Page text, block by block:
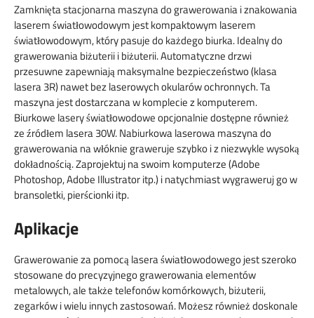
Zamknięta stacjonarna maszyna do grawerowania i znakowania
laserem światłowodowym jest kompaktowym laserem
światłowodowym, który pasuje do każdego biurka. Idealny do
grawerowania biżuterii i biżuterii. Automatyczne drzwi
przesuwne zapewniają maksymalne bezpieczeństwo (klasa
lasera 3R) nawet bez laserowych okularów ochronnych. Ta
maszyna jest dostarczana w komplecie z komputerem.
Biurkowe lasery światłowodowe opcjonalnie dostępne również
ze źródłem lasera 30W. Nabiurkowa laserowa maszyna do
grawerowania na włóknie graweruje szybko i z niezwykle wysoką
dokładnością. Zaprojektuj na swoim komputerze (Adobe
Photoshop, Adobe Illustrator itp.) i natychmiast wygraweruj go w
bransoletki, pierścionki itp.
Aplikacje
Grawerowanie za pomocą lasera światłowodowego jest szeroko
stosowane do precyzyjnego grawerowania elementów
metalowych, ale także telefonów komórkowych, biżuterii,
zegarków i wielu innych zastosowań. Możesz również doskonale